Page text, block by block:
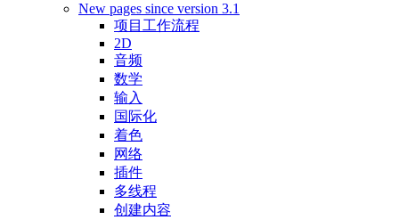
New pages since version 3.1
项目工作流程
2D
音频
数学
输入
国际化
着色
网络
插件
多线程
创建内容